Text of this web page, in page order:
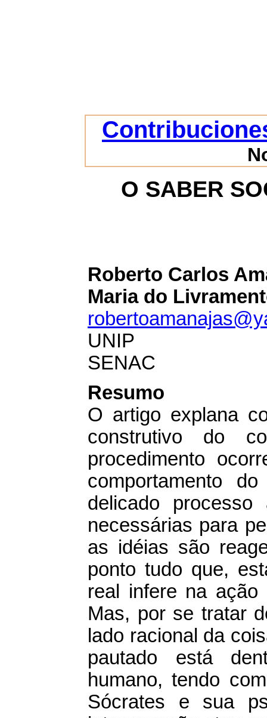
O SABER
Roberto Carlos
Maria do
UNIP
SENAC
Resumo
O artigo explana
construtivo do
procedimento
comportamento
delicado
necessárias para
as idéias são
ponto tudo que,
real infere na ação
Mas, por se tratar
lado racional da
pautado está
humano, tendo
Sócrates e sua